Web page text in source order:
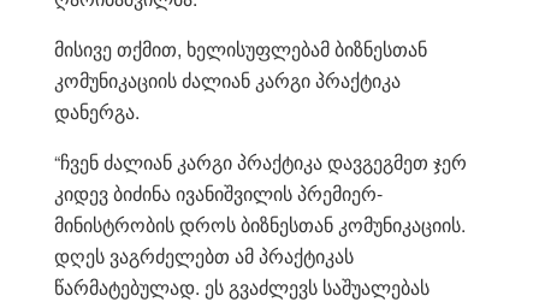
მისივე თქმით, ხელისუფლებამ ბიზნესთან
კომუნიკაციის ძალიან კარგი პრაქტიკა
დანერგა.
“ჩვენ ძალიან კარგი პრაქტიკა დავგეგმეთ ჯერ
კიდევ ბიძინა ივანიშვილის პრემიერ-
მინისტრობის დროს ბიზნესთან კომუნიკაციის.
დღეს ვაგრძელებთ ამ პრაქტიკას
წარმატებულად. ეს გვაძლევს საშუალებას